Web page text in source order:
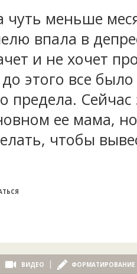
чуть меньше
впала в
и не хочет
этого все
предела. Сейчас
ее мама,
чтобы
ВИДЕО ФОРМАТИРОВАНИЕ